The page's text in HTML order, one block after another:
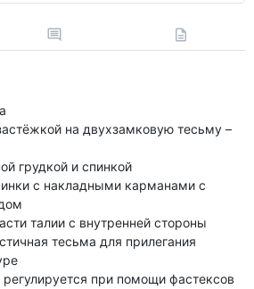
на двухзамковую тесьму –
грудкой и спинкой
с накладными карманами с
талии с внутренней стороны
тесьма для прилегания
регулируется при помощи фастексов